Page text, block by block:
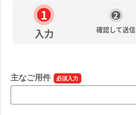
入力 確認して送信
主なご用件